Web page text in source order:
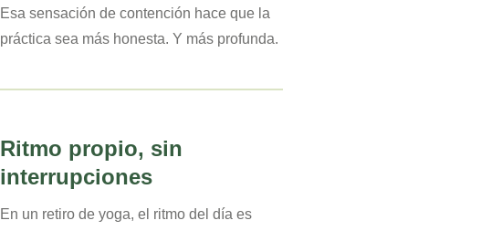
Esa sensación de contención hace que la
práctica sea más honesta. Y más profunda.
Ritmo propio, sin
interrupciones
En un retiro de yoga, el ritmo del día es